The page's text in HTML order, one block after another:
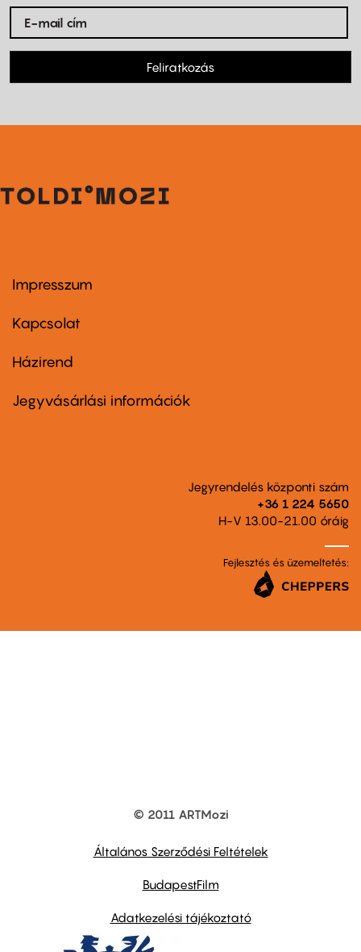
Feliratkozás
Footer
first
Impresszum
Kapcsolat
Footer
second
Házirend
Jegyvásárlási információk
Jegyrendelés központi szám
+36 1 224 5650
H-V 13.00-21.00 óráig
Fejlesztés és üzemeltetés:
© 2011 ARTMozi
Általános Szerződési Feltételek
BudapestFilm
Adatkezelési tájékoztató